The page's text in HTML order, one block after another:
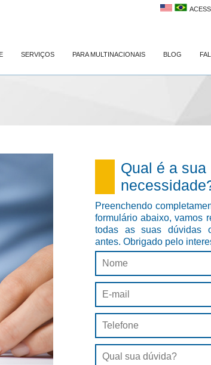
SERVIÇOS PARA MULTINACIONAIS BLOG
Qual é a sua
Preenchendo
formulário abaixo, vamos
todas as suas dúvidas
antes. Obrigado pelo